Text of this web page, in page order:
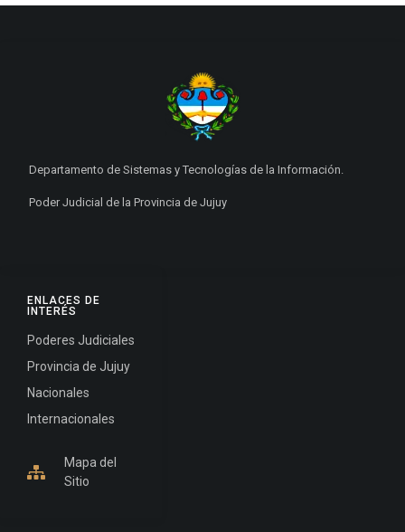
ENLACES DE
INTERÉS
Poderes Judiciales
Provincia de Jujuy
Nacionales
Internacionales
Mapa del
Sitio
Departamento de Sistemas y Tecnologías de la Información.
Poder Judicial de la Provincia de Jujuy